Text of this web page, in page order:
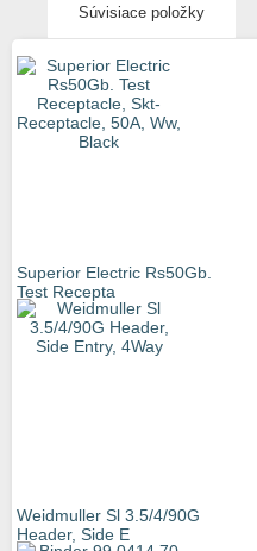
Súvisiace položky
Superior Electric Rs50Gb.
Test Recepta
Weidmuller Sl 3.5/4/90G
Header, Side E